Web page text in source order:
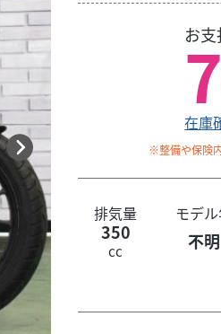
お支
在庫
※整備や保険
排気量 モデ
350
cc 不明